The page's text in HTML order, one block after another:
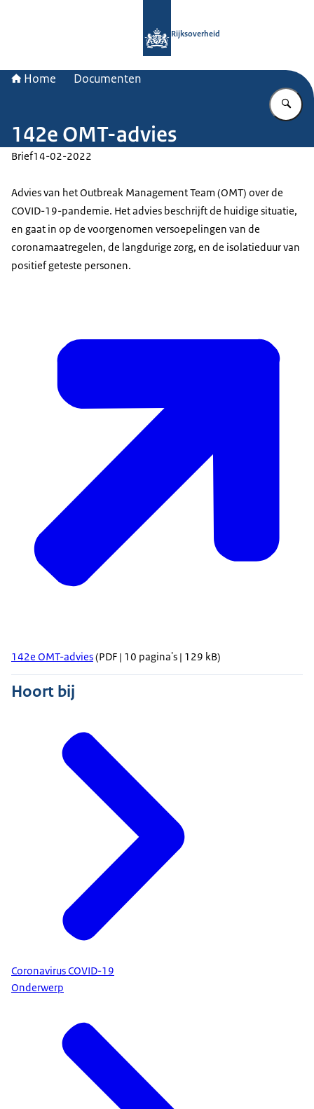
Rijksoverheid
Home Documenten
142e OMT-advies
Brief14-02-2022
Advies van hetOutbreak Management Team (OMT) over de
COVID-19-pandemie. Het advies beschrijft de huidige situatie,
en gaat in op de voorgenomen versoepelingen van de
coronamaatregelen, de langdurige zorg, en de isolatieduur van
positief geteste personen.
142e OMT-advies(PDF | 10 pagina's | 129 kB)
Hoort bij
Coronavirus COVID-19
Onderwerp